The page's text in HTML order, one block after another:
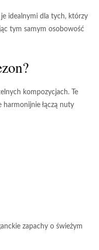
idealnymi dla tych, którzy
tym samym osobowość
kompozycjach. Te
łączą nuty
zapachy o świeżym